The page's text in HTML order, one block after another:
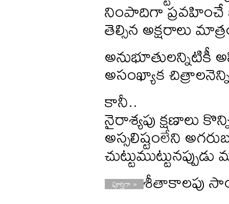
నింపాదిగా
తెల్సిన అక్షరాలు
అనుభూతులన్నిటికీ
అసంఖ్యాక
కానీ..
నైరాశ్యపు క్షణాలు
అస్సలిష్టంలేని
శీతాకాలపు
పూర్తిగా »